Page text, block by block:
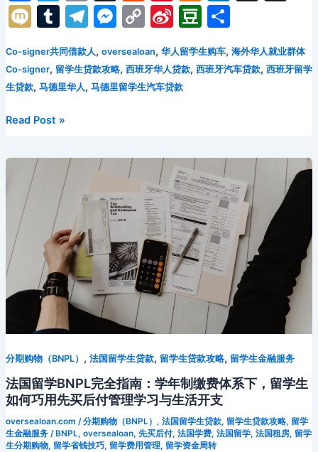
生
活
融
资
的
战
南
（2026
a
c
e
b
o
w
itt
er
m
ai
l
e
d
di
t
nt
er
e
st
d
n
o
kl
ni
ki
n
k
e
dI
a
d
p
c
M
i
T
m
bl
T
e
gr
M
s
s
g
er
C
p
y
k
Si
a
W
o
D
o
u
分
Co-signer共同借款人 , oversealoan, 华人留学生购车, 海外华人就业群体
Co-signer, 留学生贷款攻略, 西班牙华人贷款, 西班牙汽车贷款, 西班牙留学
生贷款, 马德里华人 , 马德里留学生汽车贷款
西
人
职
场
人
帮
助
子
女
申
请
Read Post »
分期购物（BNPL） , 法国留学生贷款, 留学生贷款攻略, 留学生金融服务
法国留学BNPL完全指南：学年制缴费体系下，留学生
如何巧用先买后付管理学习与生活开支
oversealoan.com /分期购物（BNPL） , 法国留学生贷款, 留学生贷款攻略, 留学
生金融服务/ BNPL, oversealoan, 先买后付, 法国学费, 法国留学, 法国租房, 留学
生分期购物, 留学省钱技巧, 留学费用管理, 留学资金周转